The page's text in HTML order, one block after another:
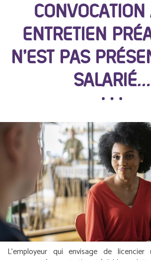
CONVOCATION
ENTRETIEN
N’EST PAS
SALARIÉ…
L’employeur qui envisage de